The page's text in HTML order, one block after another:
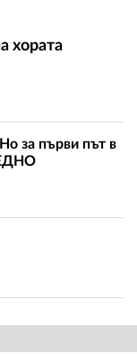
хората
за първи път в
ЕДНО